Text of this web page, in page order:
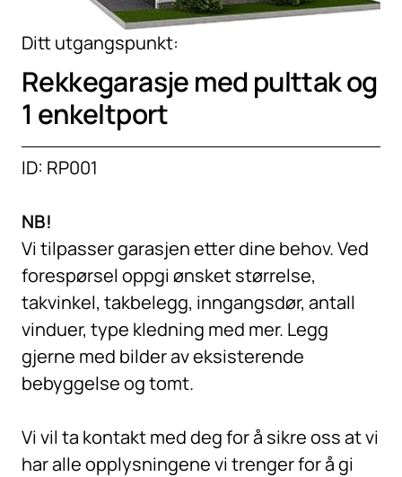
Ditt utgangspunkt:
Rekkegarasje medpulttak og
1 enkeltport
ID: RP001
NB!
Vi tilpasser garasjen etter dine behov. Ved
forespørsel oppgi ønsket størrelse,
takvinkel, takbelegg, inngangsdør, antall
vinduer, type kledning med mer. Legg
gjerne med bilder av eksisterende
bebyggelse og tomt.
Vi vil ta kontakt med deg for å sikre oss at vi
har alle opplysningene vi trenger for å gi